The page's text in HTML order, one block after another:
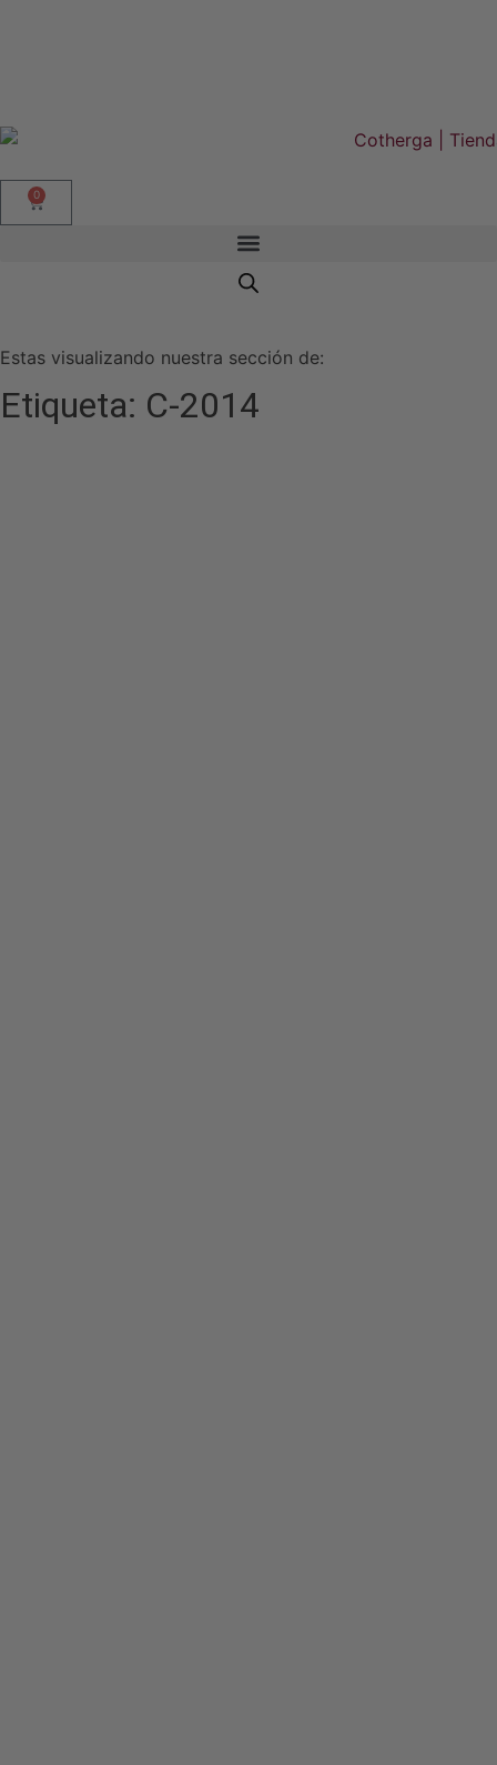
0
Estas visualizando nuestra sección de:
Etiqueta: C-2014